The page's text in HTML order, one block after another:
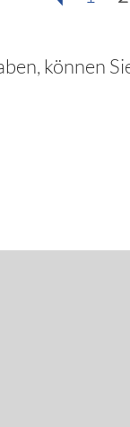
können